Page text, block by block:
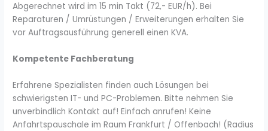
Abgerechnet wird im 15 min Takt (72,- EUR/h). Bei
Reparaturen / Umrüstungen / Erweiterungen erhalten Sie
vor Auftragsausführung generell einen KVA.
Kompetente Fachberatung
Erfahrene Spezialisten finden auch Lösungen bei
schwierigsten IT- und PC-Problemen. Bitte nehmen Sie
unverbindlich Kontakt auf! Einfach anrufen! Keine
Anfahrtspauschale im Raum Frankfurt / Offenbach! (Radius